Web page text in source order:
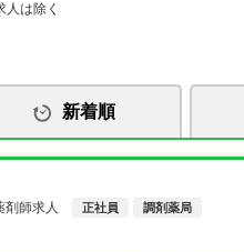
は除く
新着順
師求人
正社員 調剤薬局